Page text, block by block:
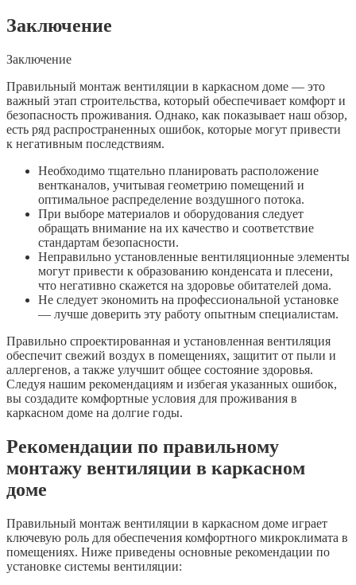
Заключение
Заключение
Правильный монтаж вентиляции в каркасном доме — это
важный этап строительства, который обеспечивает комфорт и
безопасность проживания. Однако, как показывает наш обзор,
есть ряд распространенных ошибок, которые могут привести
к негативным последствиям.
Необходимо тщательно планировать расположение
вентканалов, учитывая геометрию помещений и
оптимальное распределение воздушного потока.
При выборе материалов и оборудования следует
обращать внимание на их качество и соответствие
стандартам безопасности.
Неправильно установленные вентиляционные элементы
могут привести к образованию конденсата и плесени,
что негативно скажется на здоровье обитателей дома.
Не следует экономить на профессиональной установке
— лучше доверить эту работу опытным специалистам.
Правильно спроектированная и установленная вентиляция
обеспечит свежий воздух в помещениях, защитит от пыли и
аллергенов, а также улучшит общее состояние здоровья.
Следуя нашим рекомендациям и избегая указанных ошибок,
вы создадите комфортные условия для проживания в
каркасном доме на долгие годы.
Рекомендации по правильному
монтажу вентиляции в каркасном
доме
Правильный монтаж вентиляции в каркасном доме играет
ключевую роль для обеспечения комфортного микроклимата в
помещениях. Ниже приведены основные рекомендации по
установке системы вентиляции: